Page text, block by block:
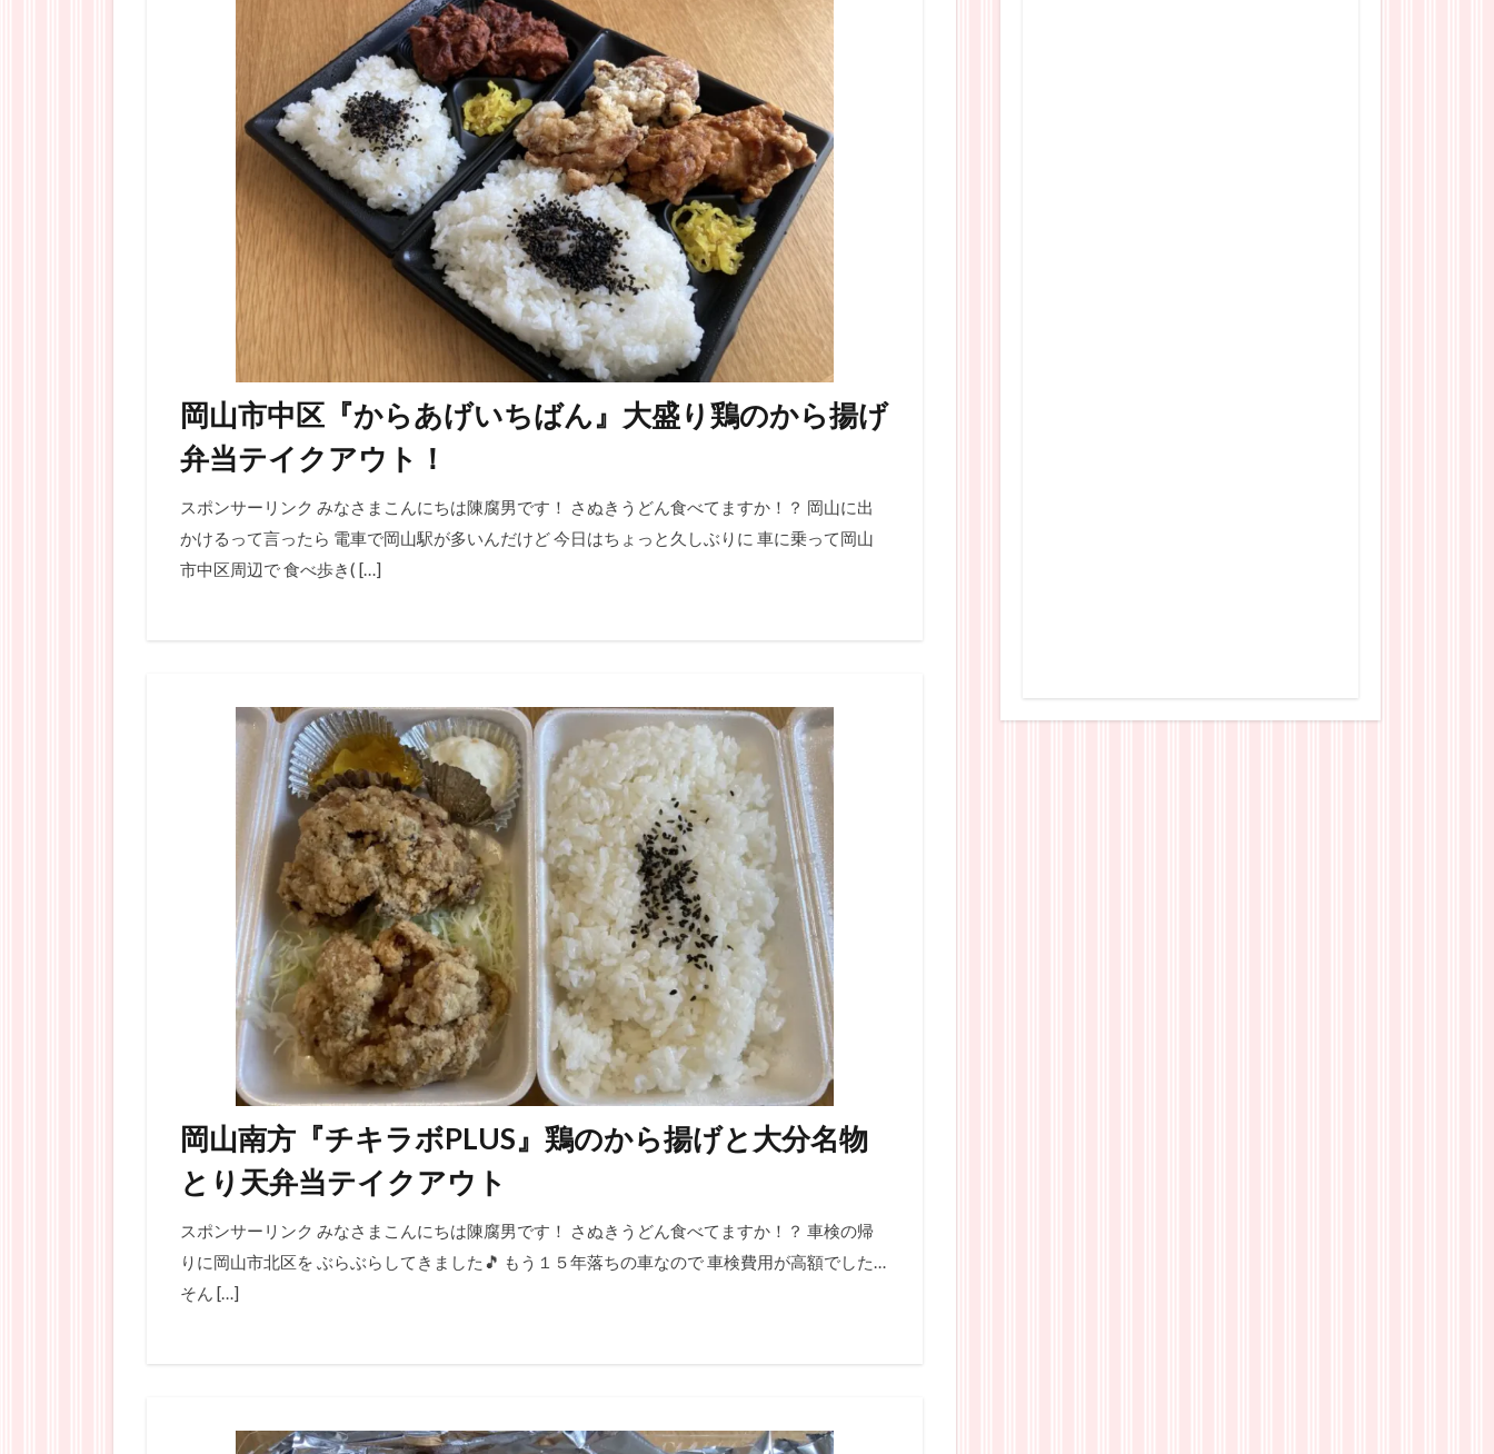
岡山市中区『からあげいちばん』大盛り鶏のから揚げ
弁当テイクアウト！
スポンサーリンク みなさまこんにちは陳腐男です！ さぬきうどん食べてますか！？ 岡山に出
かけるって言ったら 電車で岡山駅が多いんだけど 今日はちょっと久しぶりに 車に乗って岡山
市中区周辺で 食べ歩き( […]
岡山南方『チキラボPLUS』鶏のから揚げと大分名物
とり天弁当テイクアウト
スポンサーリンク みなさまこんにちは陳腐男です！ さぬきうどん食べてますか！？ 車検の帰
りに岡山市北区を ぶらぶらしてきました🎵 もう１５年落ちの車なので 車検費用が高額でした…
そん […]